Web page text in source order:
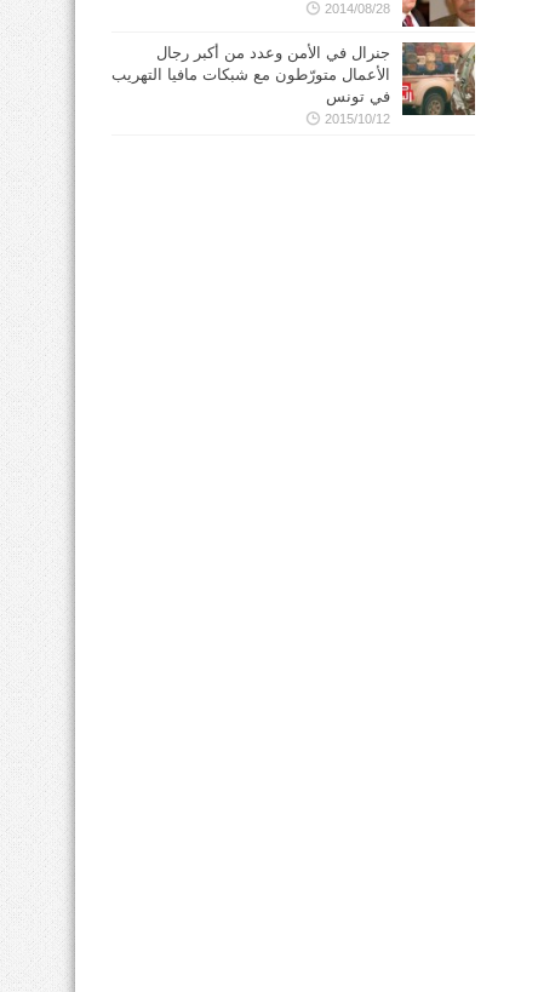
2014/08/28
جنرال في الأمن وعدد من أكبر رجال
الأعمال متورّطون مع شبكات مافيا التهريب
في تونس
2015/10/12